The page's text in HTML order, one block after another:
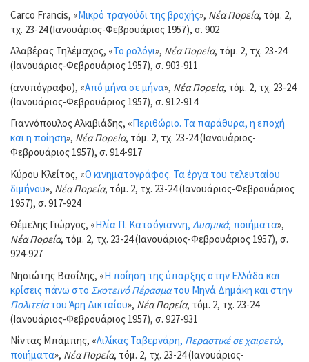
Carco Francis, «Μικρό τραγούδι της βροχής», Νέα Πορεία, τόμ. 2,
τχ. 23-24 (Ιανουάριος-Φεβρουάριος 1957), σ. 902
Αλαβέρας Τηλέμαχος, «Το ρολόγι», Νέα Πορεία, τόμ. 2, τχ. 23-24
(Ιανουάριος-Φεβρουάριος 1957), σ. 903-911
(ανυπόγραφο), «Από μήνα σε μήνα», Νέα Πορεία, τόμ. 2, τχ. 23-24
(Ιανουάριος-Φεβρουάριος 1957), σ. 912-914
Γιαννόπουλος Αλκιβιάδης, «Περιθώριο. Τα παράθυρα, η εποχή
και η ποίηση», Νέα Πορεία, τόμ. 2, τχ. 23-24 (Ιανουάριος-
Φεβρουάριος 1957), σ. 914-917
Κύρου Κλείτος, «Ο κινηματογράφος. Τα έργα του τελευταίου
διμήνου», Νέα Πορεία, τόμ. 2, τχ. 23-24 (Ιανουάριος-Φεβρουάριος
1957), σ. 917-924
Θέμελης Γιώργος, «Ηλία Π. Κατσόγιαννη, Δυσμικά, ποιήματα»,
Νέα Πορεία, τόμ. 2, τχ. 23-24 (Ιανουάριος-Φεβρουάριος 1957), σ.
924-927
Νησιώτης Βασίλης, «Η ποίηση της ύπαρξης στην Ελλάδα και
κρίσεις πάνω στο Σκοτεινό Πέρασματου Μηνά Δημάκη και στην
Πολιτείατου Άρη Δικταίου», Νέα Πορεία, τόμ. 2, τχ. 23-24
(Ιανουάριος-Φεβρουάριος 1957), σ. 927-931
Νίντας Μπάμπης, «Λιλίκας Ταβερνάρη, Περαστικέ σε χαιρετώ,
ποιήματα», Νέα Πορεία, τόμ. 2, τχ. 23-24 (Ιανουάριος-